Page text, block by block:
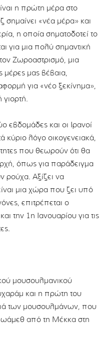
η πρώτη μέρα στο
σημαίνει «νέα μέρα» και
η οποία σηματοδοτεί το
για μια πολύ σημαντική
Ζωροαστρισμό, μια
μέρες μας βέβαια,
για «νέο ξεκίνημα»,
εβδομάδες και οι Ιρανοί
κύριο λόγο οικογενειακά,
που θεωρούν ότι θα
όπως για παράδειγμα
ρούχα. Αξίζει να
μια χώρα που ζει υπό
επιτρέπεται ο
την 1η Ιανουαρίου για τις
μουσουλμανικού
και η πρώτη του
των μουσουλμάνων, που
από τη Μέκκα στη